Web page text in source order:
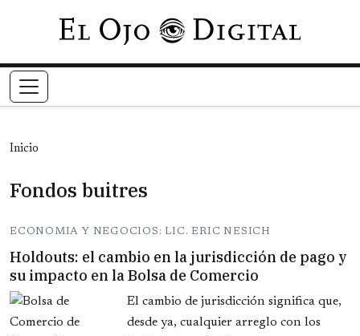
Pasar al contenido principal
Inicio
Fondos buitres
ECONOMIA Y NEGOCIOS: LIC. ERIC NESICH
Holdouts: el cambio en la jurisdicción de pago y
su impacto en la Bolsa de Comercio
El cambio de jurisdicción significa que,
desde ya, cualquier arreglo con los